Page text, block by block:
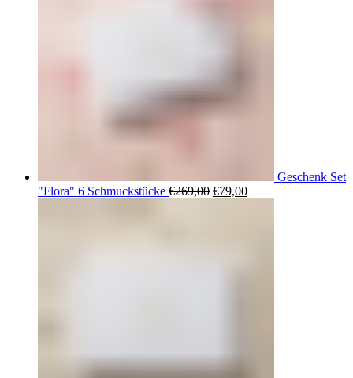
Geschenk Set
"Flora" 6 Schmuckstücke €269,00 Ursprünglicher
€79,00Aktueller